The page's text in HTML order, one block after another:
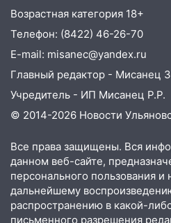
подвез троих
заработал уголовное
18:14 Прогноз погоды
Ульяновской области
18:00 Мотофристайл,
экстрим: в
17:30 Где есть бензин
августа после
17:05 «Обыск» по
Ульяновске
Возрастная категория 18+
Телефон: (8422) 46-26-70
E-mail: misanec@yandex.ru
Главный редактор - Мисанец
Учредитель - ИП Мисанец Р.Р.
© 2014-2026 Новости
Все права защищены. Вся
данном веб-сайте,
персонального пользования
дальнейшему
распространению в какой-
письменного разрешения